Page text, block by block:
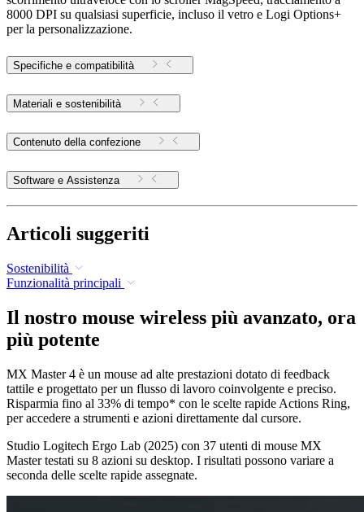
8000 DPI su qualsiasi superficie, incluso il vetro e Logi Options+
per la personalizzazione.
Specifiche e compatibilità
Materiali e sostenibilità
Contenuto della confezione
Software e Assistenza
Articoli suggeriti
Sostenibilità
Funzionalità principali
Il nostro mouse wireless più avanzato, ora
più potente
MX Master 4 è un mouse ad alte prestazioni dotato di feedback
tattile e progettato per un flusso di lavoro coinvolgente e preciso.
Risparmia fino al 33% di tempo* con le scelte rapide Actions Ring,
per accedere a strumenti e azioni direttamente dal cursore.
Studio Logitech Ergo Lab (2025) con 37 utenti di mouse MX
Master testati su 8 azioni su desktop. I risultati possono variare a
seconda delle scelte rapide assegnate.